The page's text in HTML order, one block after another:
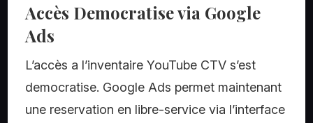
Accès Democratise via Google
Ads
L’accès a l’inventaire YouTube CTV s’est
democratise. Google Ads permet maintenant
une reservation en libre-service via l’interface